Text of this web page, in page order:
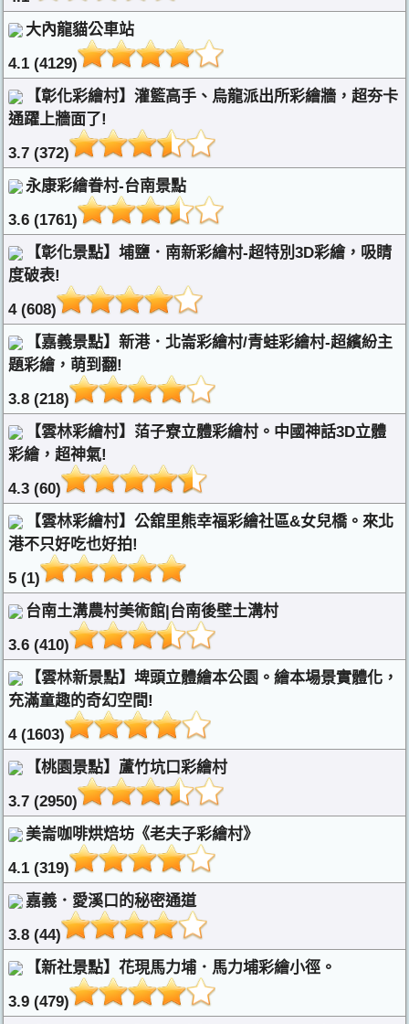
大內龍貓公車站
4.1 (4129)
【彰化彩繪村】灌籃高手、烏龍派出所彩繪牆，超夯卡
通躍上牆面了!
3.7 (372)
永康彩繪眷村-台南景點
3.6 (1761)
【彰化景點】埔鹽．南新彩繪村-超特別3D彩繪，吸睛
度破表!
4 (608)
【嘉義景點】新港．北崙彩繪村/青蛙彩繪村-超繽紛主
題彩繪，萌到翻!
3.8 (218)
【雲林彩繪村】萡子寮立體彩繪村。中國神話3D立體
彩繪，超神氣!
4.3 (60)
【雲林彩繪村】公舘里熊幸福彩繪社區&女兒橋。來北
港不只好吃也好拍!
5 (1)
台南土溝農村美術館|台南後壁土溝村
3.6 (410)
【雲林新景點】埤頭立體繪本公園。繪本場景實體化，
充滿童趣的奇幻空間!
4 (1603)
【桃園景點】蘆竹坑口彩繪村
3.7 (2950)
美崙咖啡烘焙坊《老夫子彩繪村》
4.1 (319)
嘉義．愛溪口的秘密通道
3.8 (44)
【新社景點】花現馬力埔．馬力埔彩繪小徑。
3.9 (479)